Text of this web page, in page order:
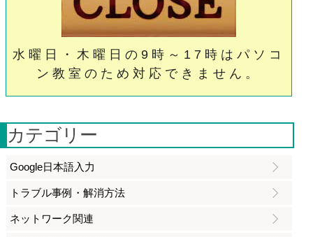
水曜日・木曜日の9時～17時はパソコ
ン教室のため対応できません。
カテゴリー
Google日本語入力
トラブル事例・解消方法
ネットワーク関連